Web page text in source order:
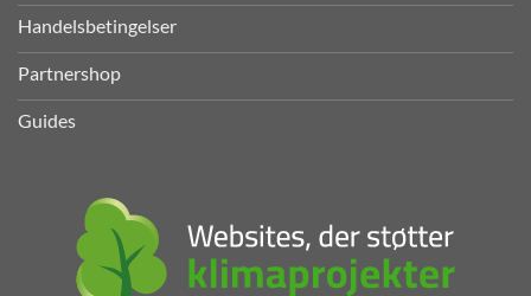
Handelsbetingelser
Partnershop
Guides